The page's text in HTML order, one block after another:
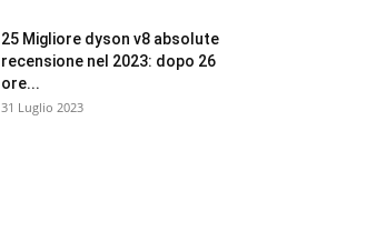
25 Migliore dyson v8 absolute
recensione nel 2023: dopo 26
ore...
31 Luglio 2023